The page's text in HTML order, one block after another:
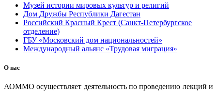
Музей истории мировых культур и религий
Дом Дружбы Республики Дагестан
Российский Красный Крест (Санкт-Петербургское
отделение)
ГБУ «Московский дом национальностей»
Международный альянс «Трудовая миграция»
О нас
АОММО осуществляет деятельность по проведению лекций и